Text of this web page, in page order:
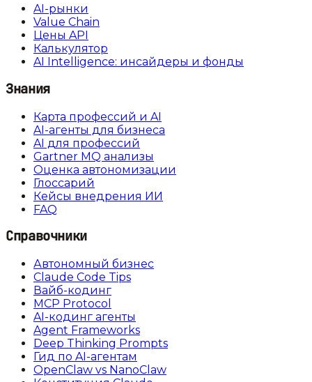
AI-рынки
Value Chain
Цены API
Калькулятор
AI Intelligence: инсайдеры и фонды
Знания
Карта профессий и AI
AI-агенты для бизнеса
AI для профессий
Gartner MQ анализы
Оценка автономизации
Глоссарий
Кейсы внедрения ИИ
FAQ
Справочники
Автономный бизнес
Claude Code Tips
Вайб-кодинг
MCP Protocol
AI-кодинг агенты
Agent Frameworks
Deep Thinking Prompts
Гид по AI-агентам
OpenClaw vs NanoClaw